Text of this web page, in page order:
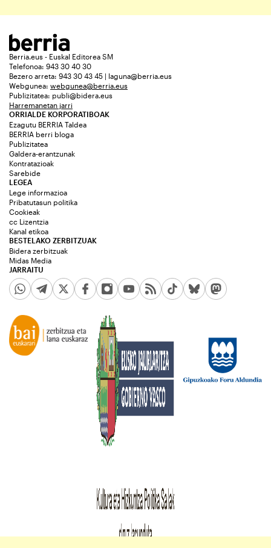
Berria.eus - Euskal Editorea SM
Telefonoa: 943 30 40 30
Bezero arreta: 943 30 43 45 | laguna@berria.eus
Webgunea: webgunea@berria.eus
Publizitatea: publi@bidera.eus
Harremanetan jarri
ORRIALDE KORPORATIBOAK
Ezagutu BERRIA Taldea
BERRIA berri bloga
Publizitatea
Galdera-erantzunak
Kontratazioak
Sarebide
JARRAITU
LEGEA
Lege informazioa
Pribatutasun politika
Cookieak
cc Lizentzia
Kanal etikoa
BESTELAKO ZERBITZUAK
Bidera zerbitzuak
Midas Media